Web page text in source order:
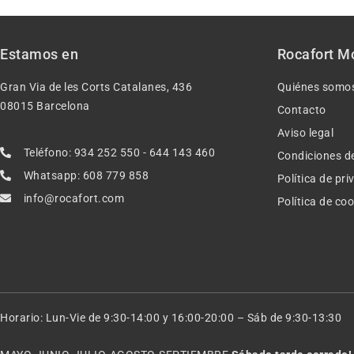
Estamos en
Gran Via de les Corts Catalanes, 436
08015 Barcelona
Teléfono: 934 252 550 - 644 143 460
Whatsapp: 608 779 858
info@rocafort.com
Rocafort
Quiénes
Contacto
Aviso legal
Condiciones
Política de
Política de
Horario: Lun-Vie de 9:30-14:00 y 16:00-20:00 – Sáb de 9:30-13:30